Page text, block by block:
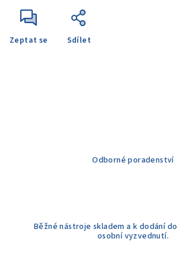
Zeptat se Sdílet
Odborné poradenství
Běžné nástroje skladem a k dodání do
osobní vyzvednutí.